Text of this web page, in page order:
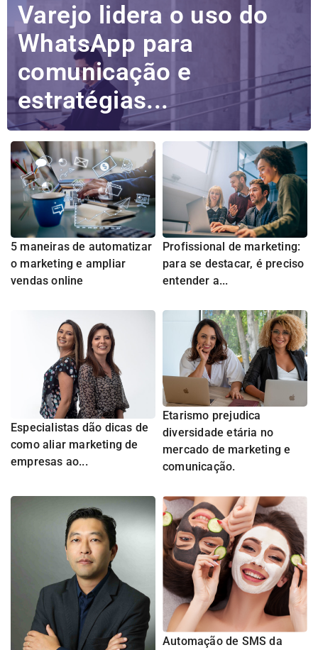
Varejo lidera o uso do
WhatsApp para
comunicação e
estratégias...
5 maneiras de automatizar
o marketing e ampliar
vendas online
Profissional de marketing:
para se destacar, é preciso
entender a...
Especialistas dão dicas de
como aliar marketing de
empresas ao...
Etarismo prejudica
diversidade etária no
mercado de marketing e
comunicação.
Automação de SMS da